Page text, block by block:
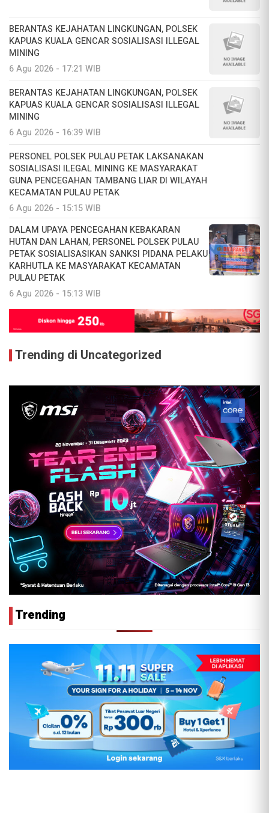
BERANTAS KEJAHATAN LINGKUNGAN, POLSEK
KAPUAS KUALA GENCAR SOSIALISASI ILLEGAL
MINING
6 Agu 2026 - 17:21 WIB
BERANTAS KEJAHATAN LINGKUNGAN, POLSEK
KAPUAS KUALA GENCAR SOSIALISASI ILLEGAL
MINING
6 Agu 2026 - 16:39 WIB
PERSONEL POLSEK PULAU PETAK LAKSANAKAN
SOSIALISASI ILEGAL MINING KE MASYARAKAT
GUNA PENCEGAHAN TAMBANG LIAR DI WILAYAH
KECAMATAN PULAU PETAK
6 Agu 2026 - 15:15 WIB
DALAM UPAYA PENCEGAHAN KEBAKARAN
HUTAN DAN LAHAN, PERSONEL POLSEK PULAU
PETAK SOSIALISASIKAN SANKSI PIDANA PELAKU
KARHUTLA KE MASYARAKAT KECAMATAN
PULAU PETAK
6 Agu 2026 - 15:13 WIB
Trending di Uncategorized
Trending